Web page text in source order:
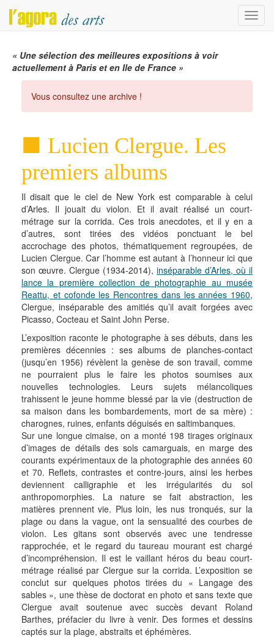
Menu
« Une sélection des meilleures expositions à voir
actuellement à Paris et en Ile de France »
Vous consultez une archive !
Lucien Clergue. Les
premiers albums
Il disait que le ciel de New York est comparable à celui
d’Arles. Il jouait du violon. Et il avait réalisé un court-
métrage sur la corrida. Ces trois anecdotes, et il y en a
d’autres, sont tirées des vidéos ponctuant le bel
accrochage des photos, thématiquement regroupées, de
Lucien Clergue. Car l’homme est autant à l’honneur ici que
son œuvre. Clergue (1934-2014), inséparable d’Arles, où il
lance la première collection de photographie au musée
Reattu, et cofonde les Rencontres dans les années 1960,
Clergue, inséparable des amitiés qu’il avait forgées avec
Picasso, Cocteau et Saint John Perse.
L’exposition raconte le photographe à ses débuts, dans les
premières décennies : ses albums de planches-contact
(jusqu’en 1956) révèlent la genèse de son travail, comme
ne pourraient plus le faire les photos soumises aux
nouvelles technologies. Leurs sujets mélancoliques
trahissent le jeune homme blessé par la vie (destruction de
sa maison dans les bombardements, mort de sa mère) :
charognes, ruines, enfants déguisés en saltimbanques.
Sur une longue cimaise, on a monté 198 tirages originaux
d’images de détails des sols camarguais, en marge des
courants expérimentaux de la photographie des années 60
et 70. Reflets, contrastes et contre-jours, ainsi les herbes
deviennent calligraphie et les irrégularités du sol
anthropomorphies. La nature se fait abstraction, les
matières prennent vie. Plus loin, les nus tronqués, sur la
plage ou dans la vague, ont la sensualité des courbes de
violon. Les gitans sont observés avec une tendresse
rapprochée, et le regard du taureau mourant est chargé
d’incompréhension. Il est le vaillant héros du beau court-
métrage réalisé par Clergue sur la corrida. L’exposition se
conclut sur quelques photos tirées du « Langage des
sables », une thèse de doctorat en photo et sans texte que
Clergue avait soutenue avec succès devant Roland
Barthes, préfacier du livre à venir. Des formes et dessins
captés sur la plage, abstraits et éphémères.